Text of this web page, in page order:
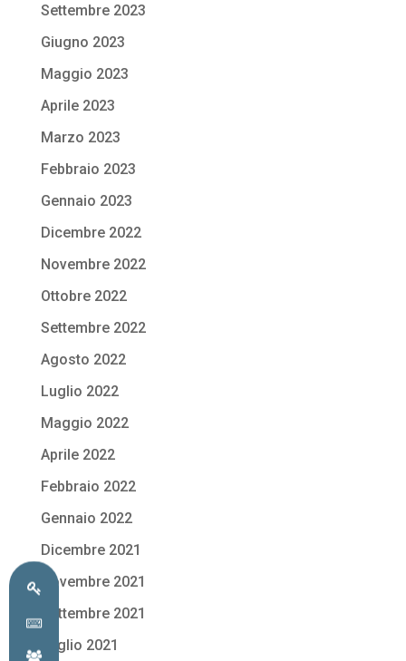
Settembre 2023
Giugno 2023
Maggio 2023
Aprile 2023
Marzo 2023
Febbraio 2023
Gennaio 2023
Dicembre 2022
Novembre 2022
Ottobre 2022
Settembre 2022
Agosto 2022
Luglio 2022
Maggio 2022
Aprile 2022
Febbraio 2022
Gennaio 2022
Dicembre 2021
Novembre 2021
Settembre 2021
Luglio 2021